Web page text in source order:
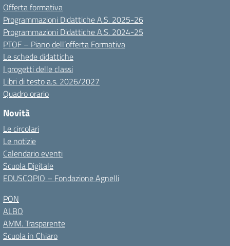
Offerta formativa
Programmazioni Didattiche A.S. 2025-26
Programmazioni Didattiche A.S. 2024-25
PTOF – Piano dell’offerta Formativa
Le schede didattiche
I progetti delle classi
Libri di testo a.s. 2026/2027
Quadro orario
Novità
Le circolari
Le notizie
Calendario eventi
Scuola Digitale
EDUSCOPIO – Fondazione Agnelli
PON
ALBO
AMM. Trasparente
Scuola in Chiaro